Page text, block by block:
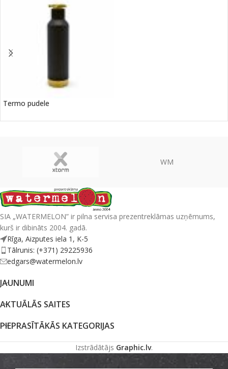
Termo pudele
WM
SIA „WATERMELON” ir pilna servisa prezentreklāmas uzņēmums,
kurš ir dibināts 2004. gadā.
Rīga, Aizputes iela 1, K-5
Tālrunis: (+371) 29225936
edgars@watermelon.lv
JAUNUMI
AKTUĀLĀS SAITES
PIEPRASĪTĀKĀS KATEGORIJAS
Izstrādātājs Graphic.lv.